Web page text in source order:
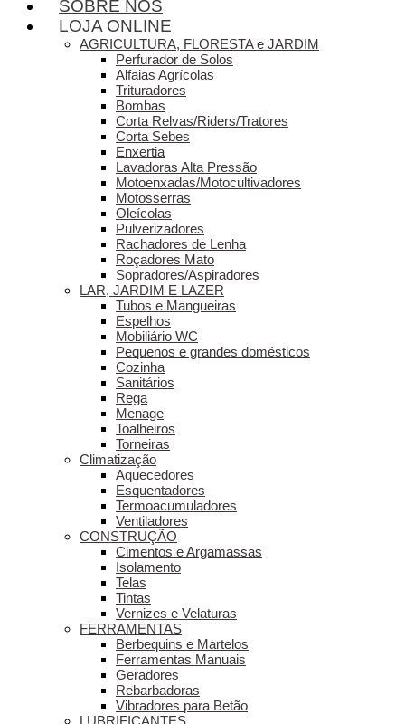
SOBRE NÓS
LOJA ONLINE
AGRICULTURA, FLORESTA e JARDIM
Perfurador de Solos
Alfaias Agrícolas
Trituradores
Bombas
Corta Relvas/Riders/Tratores
Corta Sebes
Enxertia
Lavadoras Alta Pressão
Motoenxadas/Motocultivadores
Motosserras
Oleícolas
Pulverizadores
Rachadores de Lenha
Roçadores Mato
Sopradores/Aspiradores
LAR, JARDIM E LAZER
Tubos e Mangueiras
Espelhos
Mobiliário WC
Pequenos e grandes domésticos
Cozinha
Sanitários
Rega
Menage
Toalheiros
Torneiras
Climatização
Aquecedores
Esquentadores
Termoacumuladores
Ventiladores
CONSTRUÇÃO
Cimentos e Argamassas
Isolamento
Telas
Tintas
Vernizes e Velaturas
FERRAMENTAS
Berbequins e Martelos
Ferramentas Manuais
Geradores
Rebarbadoras
Vibradores para Betão
LUBRIFICANTES